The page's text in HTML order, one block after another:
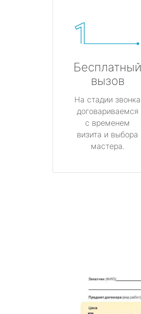
Бесплатный
вызов
На стадии звонка
договариваемся
с временем
визита и выбора
мастера.